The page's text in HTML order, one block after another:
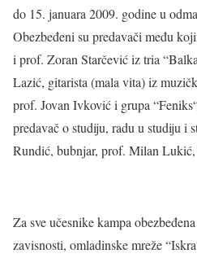
do 15. januara 2009. godine u
Obezbeđeni su predavači među
i prof. Zoran Starčević iz tria
Lazić, gitarista (mala vita) iz
prof. Jovan Ivković i grupa
predavač o studiju, radu u studiju i
Rundić, bubnjar, prof. Milan Lukić,
Za sve učesnike kampa
zavisnosti, omladinske mreže